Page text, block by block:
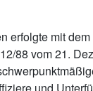
erfolgte mit
88 vom 21.